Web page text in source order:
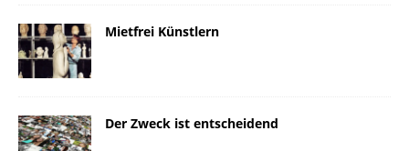
Mietfrei Künstlern
Der Zweck ist entscheidend